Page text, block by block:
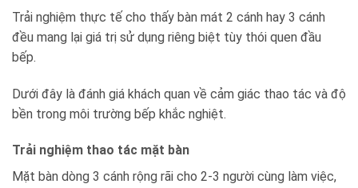
Trải nghiệm thực tế cho thấy bàn mát 2 cánh hay 3 cánh
đều mang lại giá trị sử dụng riêng biệt tùy thói quen đầu
bếp.
Dưới đây là đánh giá khách quan về cảm giác thao tác và độ
bền trong môi trường bếp khắc nghiệt.
Trải nghiệm thao tác mặt bàn
Mặt bàn dòng 3 cánh rộng rãi cho 2-3 người cùng làm việc,